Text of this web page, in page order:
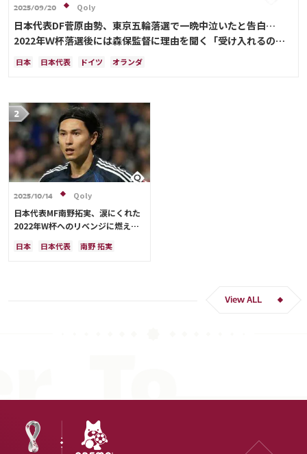
2025/09/20 Qoly
日本代表DF菅原由勢、東京五輪落選で一晩中泣いたと告白…
2022年Ｗ杯落選後には森保監督に理由を聞く「受け入れるのは
難しかった」
日本 日本代表 ドイツ オランダ
2025/10/14 Qoly
日本代表MF南野拓実、涙にくれた
2022年W杯へのリベンジに燃える
ー人生をかけた戦い」
日本 日本代表
南野 拓実
View ALL